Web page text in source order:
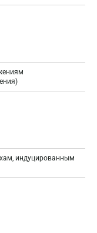
индуцированным